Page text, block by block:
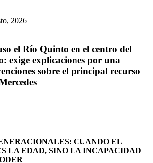
2026
el Río Quinto en el centro del
exige explicaciones por una
sobre el principal recurso
CUANDO EL
LA EDAD, SINO LA INCAPACIDAD